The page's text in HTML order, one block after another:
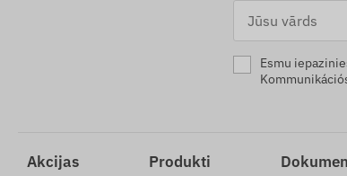
Esmu
Akcijas Produkti